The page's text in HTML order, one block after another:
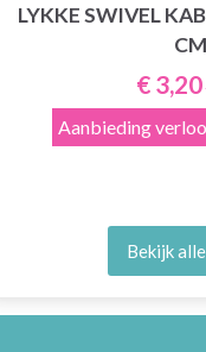
LYKKE SWIVEL
€ 3,20
Aanbieding
Bekijk